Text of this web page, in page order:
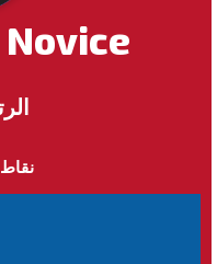
نقاط : 1000